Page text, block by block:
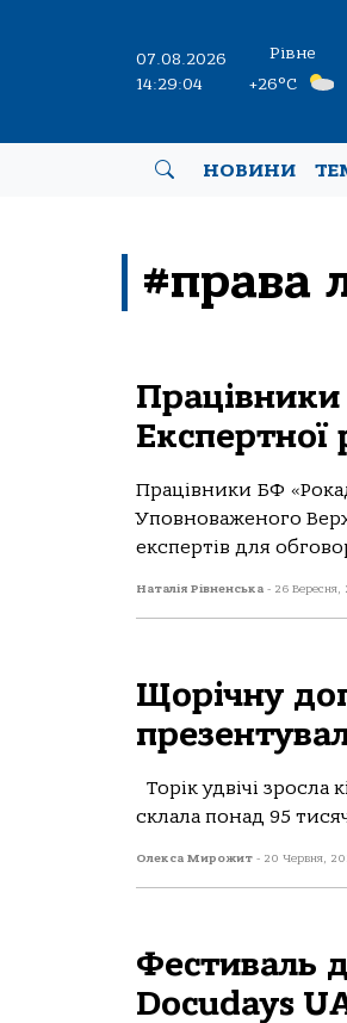
07.08.2026
14:29:04
Рівне
+26°C
НОВИНИ
#права
Працівники
Експертної
Працівники БФ
Уповноваженого
експертів для
Наталія Рівненська - 26 Вересня,
Щорічну
Торік удвічі
склала понад 95
Олекса Мирожит - 20 Червня,
Фестиваль
Docudays